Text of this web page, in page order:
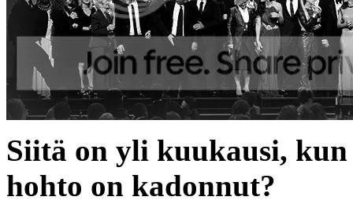
Siitä on yli kuukausi,
hohto on kadonnut?